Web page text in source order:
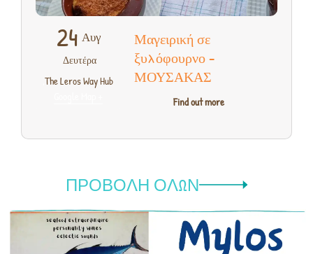
Μαγειρική σε
ξυλόφουρνο –
ΜΟΥΣΑΚΑΣ
Find out more
24 Αυγ
Δευτέρα
The Leros Way Hub
,
ΠΡΟΒΟΛΉ ΌΛΩΝ